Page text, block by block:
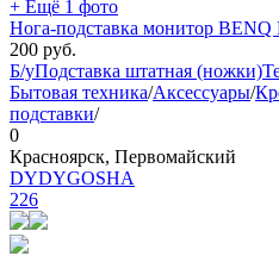
+ Ещё 1 фото
Нога-подставка монитор BENQ
200 руб.
Б/уПодставка штатная (ножки)
Бытовая техника/Аксессуары/
подставки/
0
Красноярск, Первомайский
DYDYGOSHA
226